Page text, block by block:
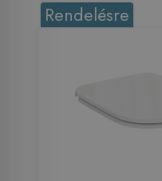
Rendelésre